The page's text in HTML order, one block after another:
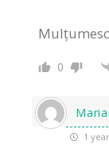
0
1